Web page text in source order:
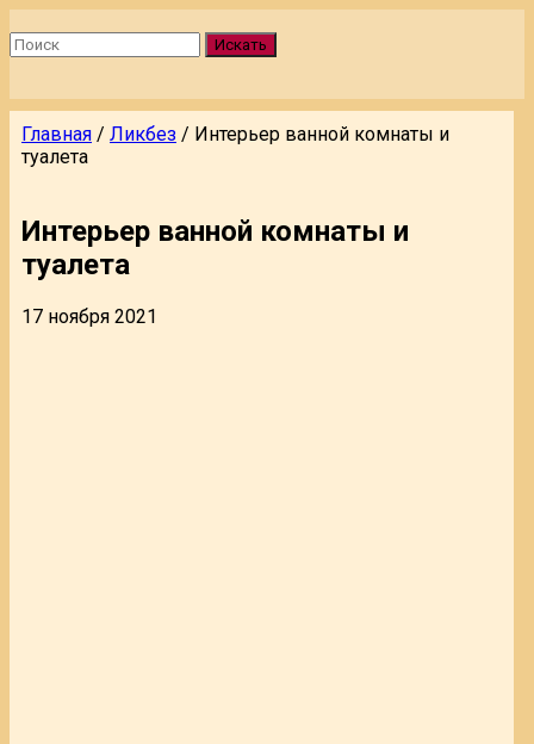
Искать
Главная / Ликбез / Интерьер ванной комнаты и
туалета
Интерьер ванной комнаты и
туалета
17 ноября 2021